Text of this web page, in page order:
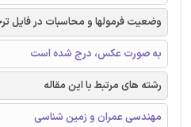
وضعیت فرمولها و محاسبات در فایل
به صورت عکس، درج شده است
رشته های مرتبط با این مقاله
مهندسی عمران و زمین شناسی